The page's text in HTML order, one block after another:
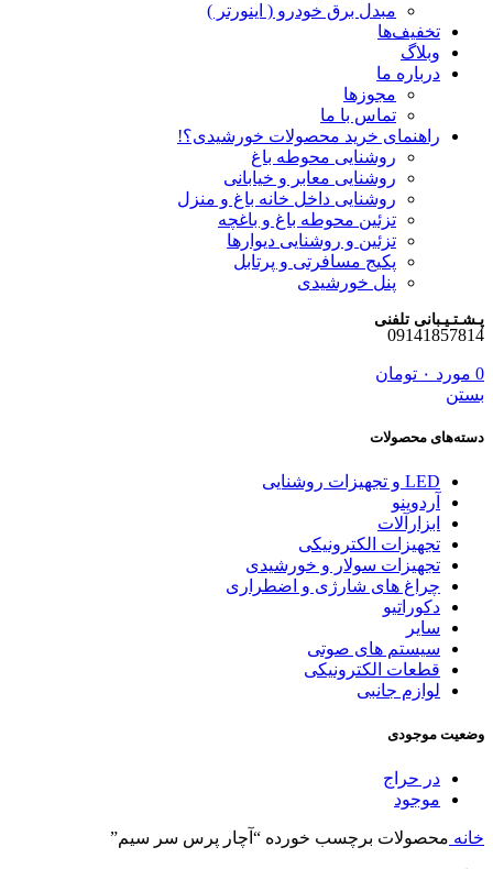
مبدل برق خودرو ( اینورتر )
تخفیف‌ها
وبلاگ
درباره ما
مجوزها
تماس با ما
راهنمای خرید محصولات خورشیدی؟!
روشنایی محوطه باغ
روشنایی معابر و خیابانی
روشنایی داخل خانه باغ و منزل
تزئین محوطه باغ و باغچه
تزئین و روشنایی دیوارها
پکیج مسافرتی و پرتابل
پنل خورشیدی
پـشـتـیـبانی تلفنی
09141857814
0 مورد ۰ تومان
بستن
دسته‌های محصولات
LED و تجهیزات روشنایی
آردوینو
ابزارآلات
تجهیزات الکترونیکی
تجهیزات سولار و خورشیدی
چراغ های شارژی و اضطراری
دکوراتیو
سایر
سیستم های صوتی
قطعات الکترونیکی
لوازم جانبی
وضعیت موجودی
در حراج
موجود
خانه محصولات برچسب خورده “آچار پرس سر سیم”